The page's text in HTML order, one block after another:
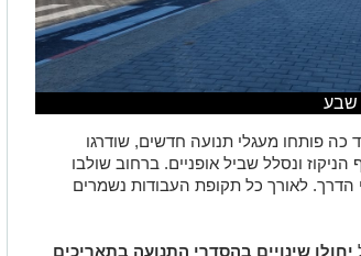
שבע
כה פותחו מעגלי תנועה חדשים, שודרגו
ונסלל שביל אופניים. ברחוב שולבו
לאורך כל תקופת העבודות נשמרים
יחולו שינויים בהסדרי התנועה בתאריכים